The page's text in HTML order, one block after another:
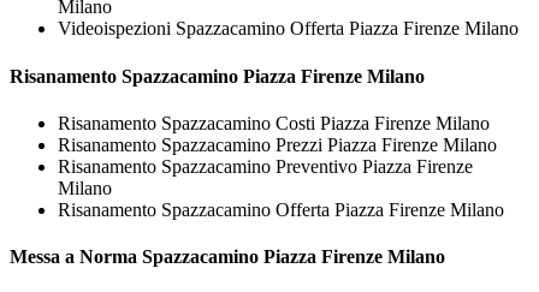
Milano
Videoispezioni Spazzacamino Offerta Piazza Firenze Milano
Risanamento Spazzacamino Piazza Firenze Milano
Risanamento Spazzacamino Costi Piazza Firenze Milano
Risanamento Spazzacamino Prezzi Piazza Firenze Milano
Risanamento Spazzacamino Preventivo Piazza Firenze
Milano
Risanamento Spazzacamino Offerta Piazza Firenze Milano
Messa a Norma Spazzacamino Piazza Firenze Milano